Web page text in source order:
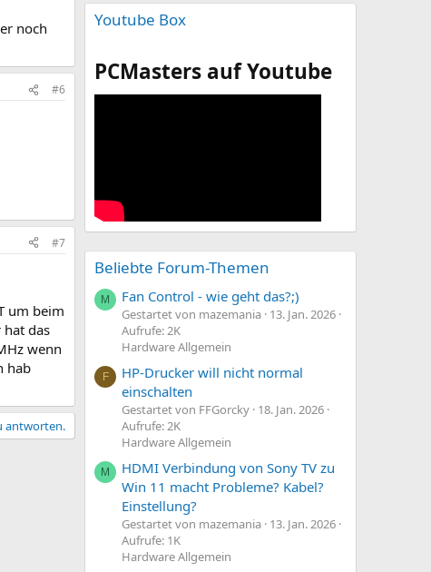
noch
#6
#7
um beim
das
wenn
hab
antworten.
Youtube Box
PCMasters auf Youtube
Beliebte Forum-Themen
M Fan Control - wie geht das?;)
Gestartet von mazemania 13. Jan. 2026
Aufrufe: 2K
Hardware Allgemein
F
HP-Drucker will nicht normal
einschalten
Gestartet von FFGorcky 18. Jan. 2026
Aufrufe: 2K
Hardware Allgemein
M
HDMI Verbindung von Sony TV zu
Win 11 macht Probleme? Kabel?
Einstellung?
Gestartet von mazemania 13. Jan. 2026
Aufrufe: 1K
Hardware Allgemein